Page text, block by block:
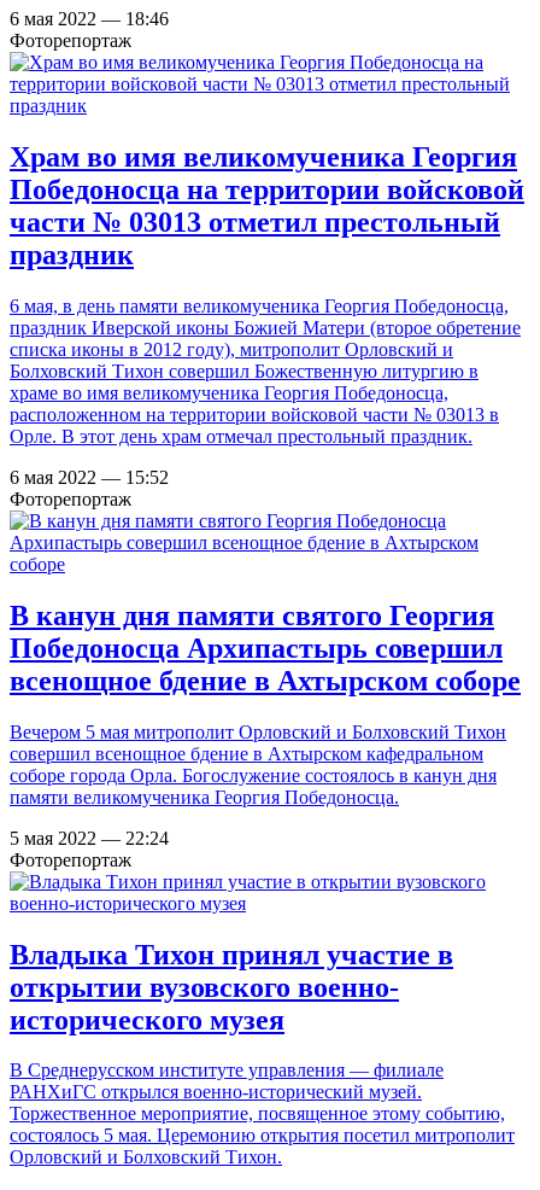
6 мая 2022 — 18:46
Фоторепортаж
Храм во имя великомученика Георгия
Победоносца на территории войсковой
части № 03013 отметил престольный
праздник
6 мая, в день памяти великомученика Георгия Победоносца,
праздник Иверской иконы Божией Матери (второе обретение
списка иконы в 2012 году), митрополит Орловский и
Болховский Тихон совершил Божественную литургию в
храме во имя великомученика Георгия Победоносца,
расположенном на территории войсковой части № 03013 в
Орле. В этот день храм отмечал престольный праздник.
6 мая 2022 — 15:52
Фоторепортаж
В канун дня памяти святого Георгия
Победоносца Архипастырь совершил
всенощное бдение в Ахтырском соборе
Вечером 5 мая митрополит Орловский и Болховский Тихон
совершил всенощное бдение в Ахтырском кафедральном
соборе города Орла. Богослужение состоялось в канун дня
памяти великомученика Георгия Победоносца.
5 мая 2022 — 22:24
Фоторепортаж
Владыка Тихон принял участие в
открытии вузовского военно-
исторического музея
В Среднерусском институте управления — филиале
РАНХиГС открылся военно-исторический музей.
Торжественное мероприятие, посвященное этому событию,
состоялось 5 мая. Церемонию открытия посетил митрополит
Орловский и Болховский Тихон.